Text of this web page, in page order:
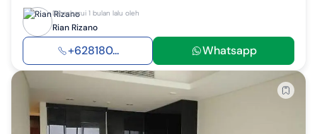
Diperbarui 1 bulan lalu oleh
Rian Rizano
+628180... Whatsapp